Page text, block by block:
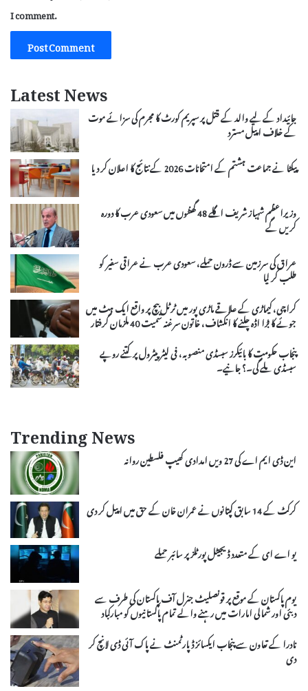
I comment.
Latest News
جائیداد کے لیے والد کے قتل پر سپریم کورٹ کا مجرم کی سزائے موت
کے خلاف اپیل مسترد
پیکٹا نے جماعت ہشتم کے امتحانات 2026 کے نتائج کا اعلان کر دیا
وزیراعظم شہباز شریف اگلے 48 گھنٹوں میں سعودی عرب کا دورہ
کریں گے
عراق کی سرزمین سے ڈرون حملے، سعودی عرب نے عراقی سفیر کو
طلب کر لیا
کراچی، کیماڑی کے علاقے ماڑی پور میں ٹرٹل بیچ پر واقع ایک ہٹ میں
جوئے کا بڑا اڈہ چلنے کا انکشاف، خاتون سرغنہ سمیت 40 ملزمان گرفتار
پنجاب حکومت کا بائیکرز سبسڈی منصوبہ، فی لیٹر پیٹرول پر کتنے روپے
سبسڈی ملے گی۔؟ جانیے۔
Trending News
این ڈی ایم اے کی 27 ویں امدادی کھیپ فلسطین روانہ
کرکٹ کے 14 سابق کپتانوں نے عمران خان کے حق میں اپیل کر دی
یو اے ای کے متعدد ڈیجیٹل پورٹلز پر سائبر حملے
یوم پاکستان کے موقع پر قونصلیٹ جنرل آف پاکستان کی طرف سے
دبئی اور شمالی امارات میں رہنے والے تمام پاکستانیوں کو مبارکباد
نادرا کے تعاون سے پنجاب ایکسائز ڈپارٹمنٹ نے پاک آئی ڈی لانچ کر
دی